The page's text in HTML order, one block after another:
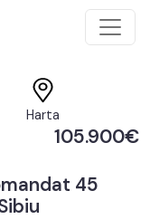
Harta
105.900€
45